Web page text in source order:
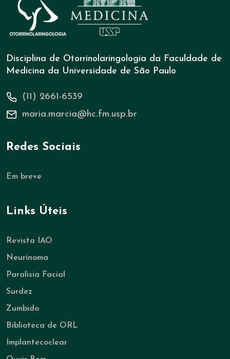
Disciplina de Otorrinolaringologia da Faculdade de
Medicina da Universidade de São Paulo
(11) 2661-6539
maria.marcia@hc.fm.usp.br
Redes Sociais
Em breve
Links Úteis
Revista IAO
Neurinoma
Paralisia Facial
Surdez
Zumbido
Biblioteca de ORL
Implantecoclear